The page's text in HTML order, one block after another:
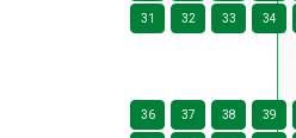
31 32 33 34
36 37 38 39